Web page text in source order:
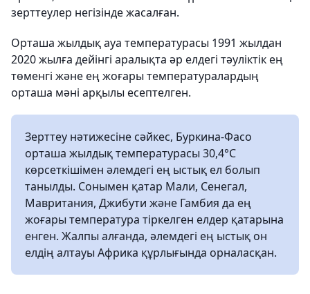
зерттеулер негізінде жасалған.
Орташа жылдық ауа температурасы 1991 жылдан
2020 жылға дейінгі аралықта әр елдегі тәуліктік ең
төменгі және ең жоғары температуралардың
орташа мәні арқылы есептелген.
Зерттеу нәтижесіне сәйкес, Буркина-Фасо
орташа жылдық температурасы 30,4°C
көрсеткішімен әлемдегі ең ыстық ел болып
танылды. Сонымен қатар Мали, Сенегал,
Мавритания, Джибути және Гамбия да ең
жоғары температура тіркелген елдер қатарына
енген. Жалпы алғанда, әлемдегі ең ыстық он
елдің алтауы Африка құрлығында орналасқан.